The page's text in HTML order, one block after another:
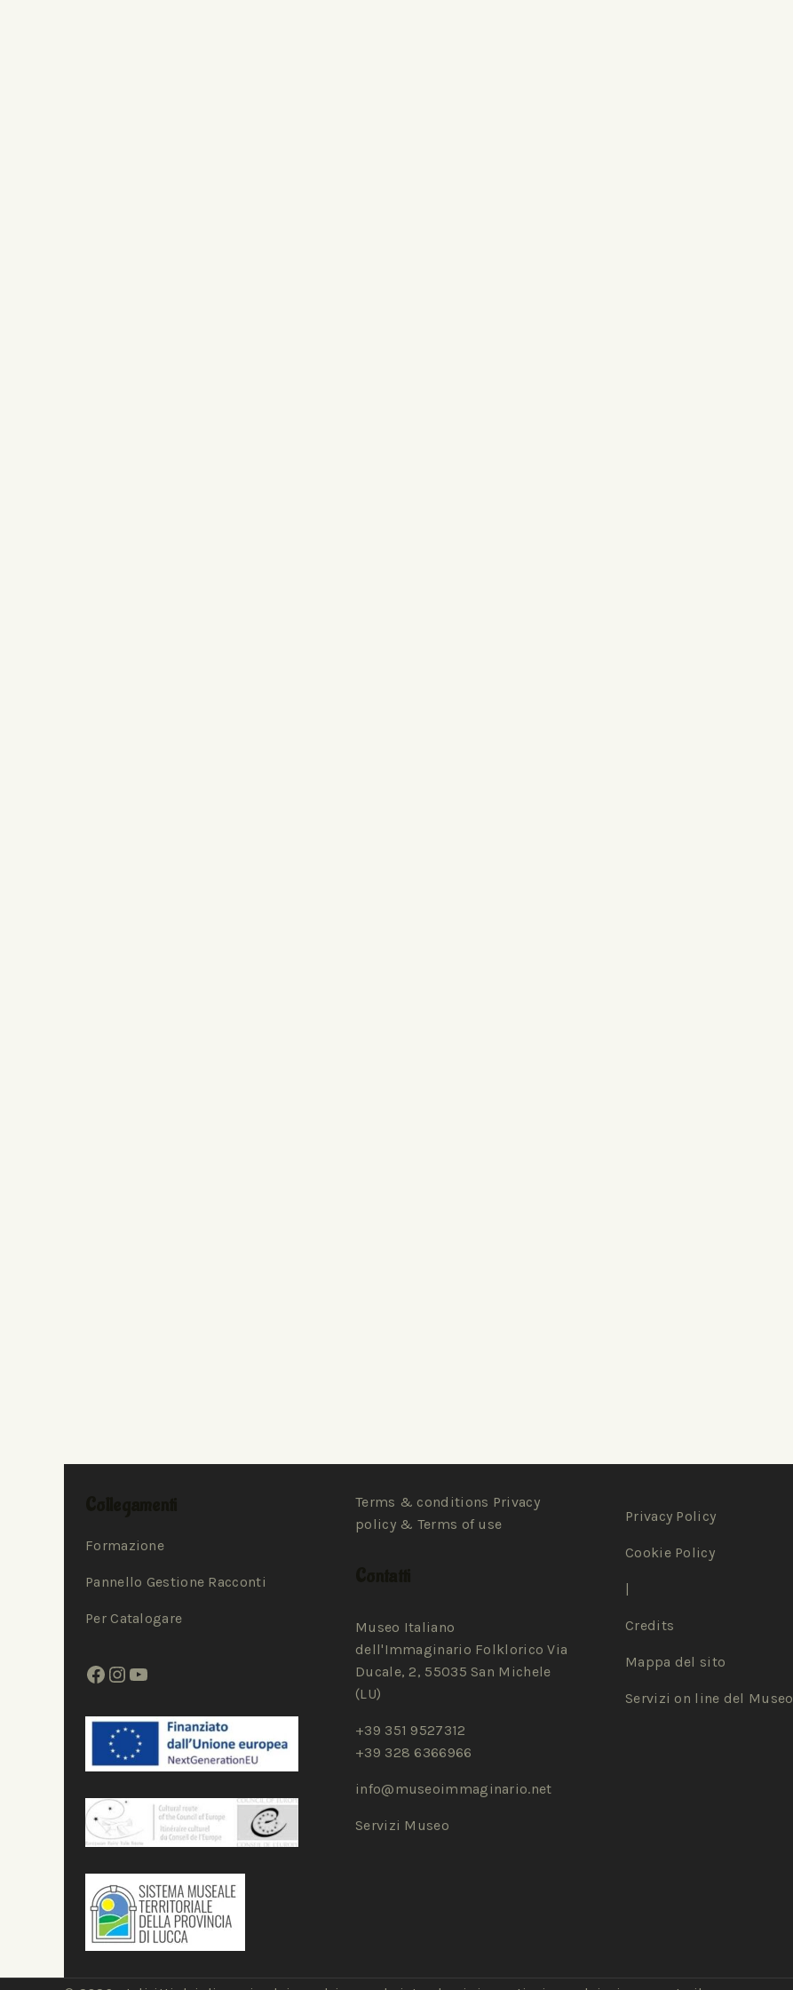
Formazione
Pannello Gestione Racconti
Per Catalogare
Terms & conditions Privacy
policy & Terms of use
Museo Italiano
dell'Immaginario Folklorico Via
Ducale, 2, 55035 San Michele
(LU)
+39 351 9527312
+39 328 6366966
info@museoimmaginario.net
Servizi Museo
Privacy Policy
Cookie Policy
|
Credits
Mappa del sito
Servizi on line del Museo